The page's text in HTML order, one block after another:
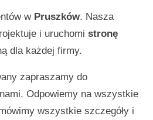
w Pruszków. Nasza
i uruchomi stronę
dla każdej firmy.
zapraszamy do
Odpowiemy na wszystkie
wszystkie szczegóły i